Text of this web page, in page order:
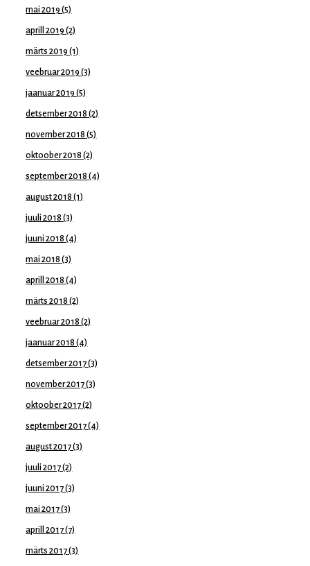
mai 2019 (5)
aprill 2019 (2)
märts 2019 (1)
veebruar 2019 (3)
jaanuar 2019 (5)
detsember 2018 (2)
november 2018 (5)
oktoober 2018 (2)
september 2018 (4)
august 2018 (1)
juuli 2018 (3)
juuni 2018 (4)
mai 2018 (3)
aprill 2018 (4)
märts 2018 (2)
veebruar 2018 (2)
jaanuar 2018 (4)
detsember 2017(3)
november 2017(3)
oktoober 2017(2)
september 2017(4)
august 2017(3)
juuli 2017(2)
juuni 2017(3)
mai 2017(3)
aprill 2017(7)
märts 2017(3)